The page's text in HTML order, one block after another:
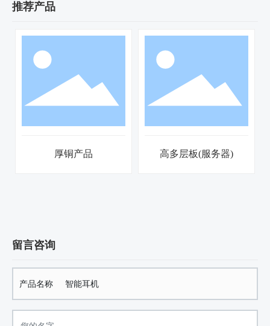
推荐产品
高多层板(服务器)
留言咨询
产品名称 智能耳机